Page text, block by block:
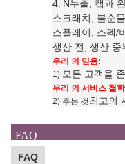
4. N누출, 캡과
스크래치, 불순
스플레이, 스펙/
생산 전, 생산 중
우리 의 믿음:
1) 모든 고객을
우리 의 서비스 철
2) 주는 것최고의
FAQ
FAQ